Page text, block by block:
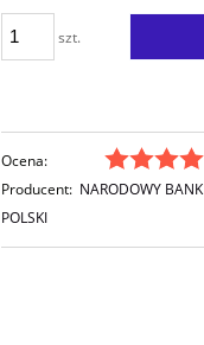
szt.
Ocena:
Producent: NARODOWY BANK
POLSKI